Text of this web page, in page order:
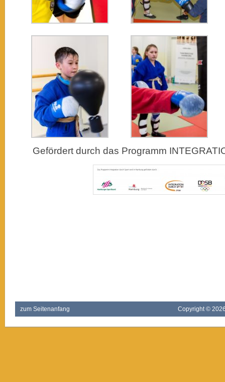
Gefördert durch das Programm
Copyright ©
zum Seitenanfang